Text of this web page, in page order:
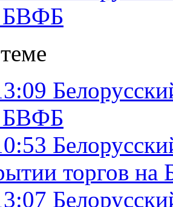
БВФБ
БВФБ
торгов